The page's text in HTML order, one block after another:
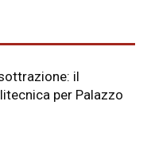
il
per Palazzo